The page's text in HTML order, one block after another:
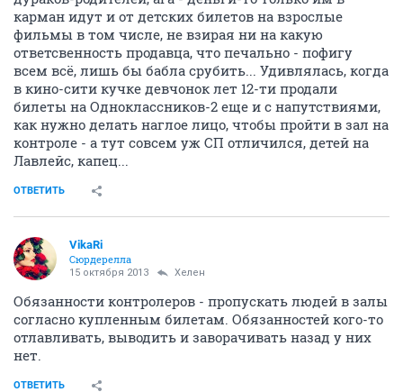
карман идут и от детских билетов на взрослые
фильмы в том числе, не взирая ни на какую
ответсвенность продавца, что печально - пофигу
всем всё, лишь бы бабла срубить... Удивлялась, когда
в кино-сити кучке девчонок лет 12-ти продали
билеты на Одноклассников-2 еще и с напутствиями,
как нужно делать наглое лицо, чтобы пройти в зал на
контроле - а тут совсем уж СП отличился, детей на
Лавлейс, капец...
ОТВЕТИТЬ
VikaRi
Сюрдерелла
15 октября 2013 Хелен
Обязанности контролеров - пропускать людей в залы
согласно купленным билетам. Обязанностей кого-то
отлавливать, выводить и заворачивать назад у них
нет.
ОТВЕТИТЬ